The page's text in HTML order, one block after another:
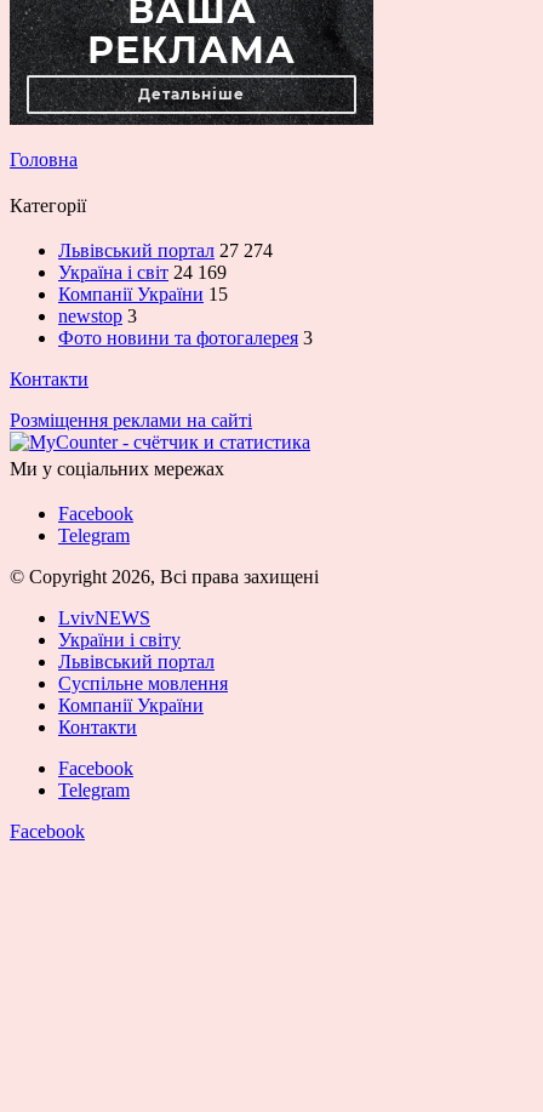
Головна
Категорії
Львівський портал 27 274
Україна і світ 24 169
Компанії України 15
newstop 3
Фото новини та фотогалерея 3
Контакти
Розміщення реклами на сайті
Ми у соціальних мережах
Facebook
Telegram
© Copyright 2026, Всі права захищені
LvivNEWS
України і світу
Львівський портал
Суспільне мовлення
Компанії України
Контакти
Facebook
Telegram
Facebook